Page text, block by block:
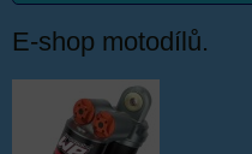
E-shop motodílů.